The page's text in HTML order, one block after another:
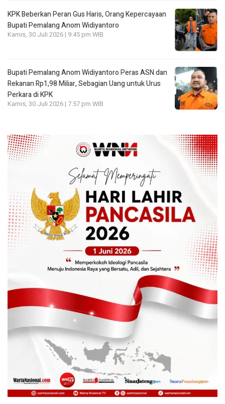
KPK Beberkan Peran Gus Haris, Orang Kepercayaan
Bupati Pemalang Anom Widiyantoro
Kamis, 30 Juli 2026 | 9:45 pm WIB
Bupati Pemalang Anom Widiyantoro Peras ASN dan
Rekanan Rp1,98 Miliar, Sebagian Uang untuk Urus
Perkara di KPK
Kamis, 30 Juli 2026 | 7:57 pm WIB